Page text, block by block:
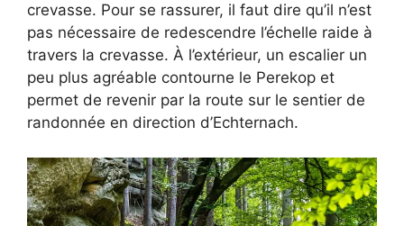
crevasse. Pour se rassurer, il faut dire qu’il n’est
pas nécessaire de redescendre l’échelle raide à
travers la crevasse. À l’extérieur, un escalier un
peu plus agréable contourne le Perekop et
permet de revenir par la route sur le sentier de
randonnée en direction d’Echternach.